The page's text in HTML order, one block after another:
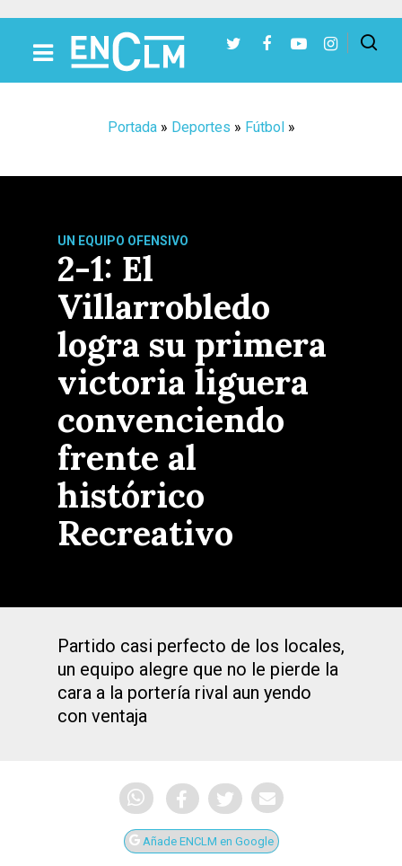
Portada» Deportes » Fútbol»
UN EQUIPO OFENSIVO
2-1: El
Villarrobledo
logra su primera
victoria liguera
convenciendo
frente al
histórico
Recreativo
Partido casi perfecto de los locales,
un equipo alegre que no le pierde la
cara a la portería rival aun yendo
con ventaja
Añade ENCLM en Google